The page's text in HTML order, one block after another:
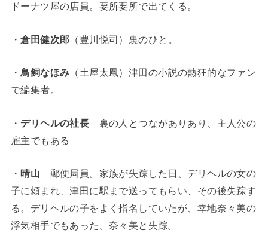
ドーナツ屋の店員。要所要所で出てくる。
・倉田健次郎 （豊川悦司）裏のひと。
・鳥飼なほみ （土屋太鳳）津田の小説の熱狂的なファン
で編集者。
・ デリヘルの社長 裏の人とつながありあり、主人公の
雇主でもある
・ 晴山 郵便局員。家族が失踪した日、デリヘルの女の
子に頼まれ、津田に駅まで送ってもらい、その後失踪す
る。デリヘルの子をよく指名していたが、幸地奈々美の
浮気相手でもあった。奈々美と失踪。